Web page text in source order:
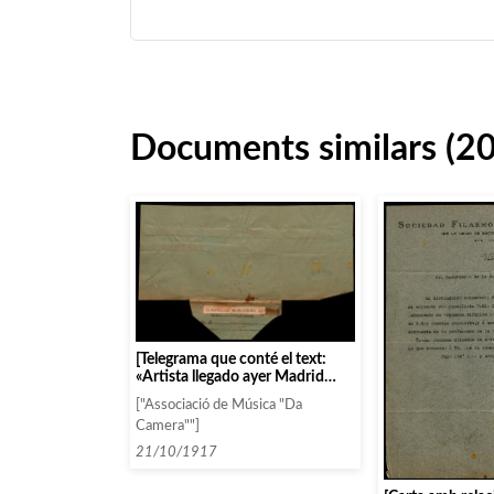
Documents similars
[Telegrama que conté el text:
«Artista llegado ayer Madrid
acepta cachet remitimos textos
– Danil»]
["Associació de Música "Da
Camera""]
21/10/1917